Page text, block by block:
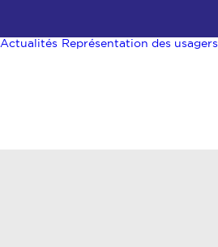
Actualités Représentation des usagers